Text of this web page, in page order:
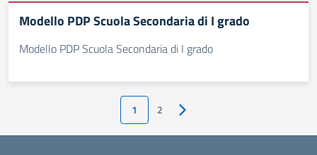
Modello PDP Scuola Secondaria di I grado
Modello PDP Scuola Secondaria di I grado
1 2 Pagina successiva